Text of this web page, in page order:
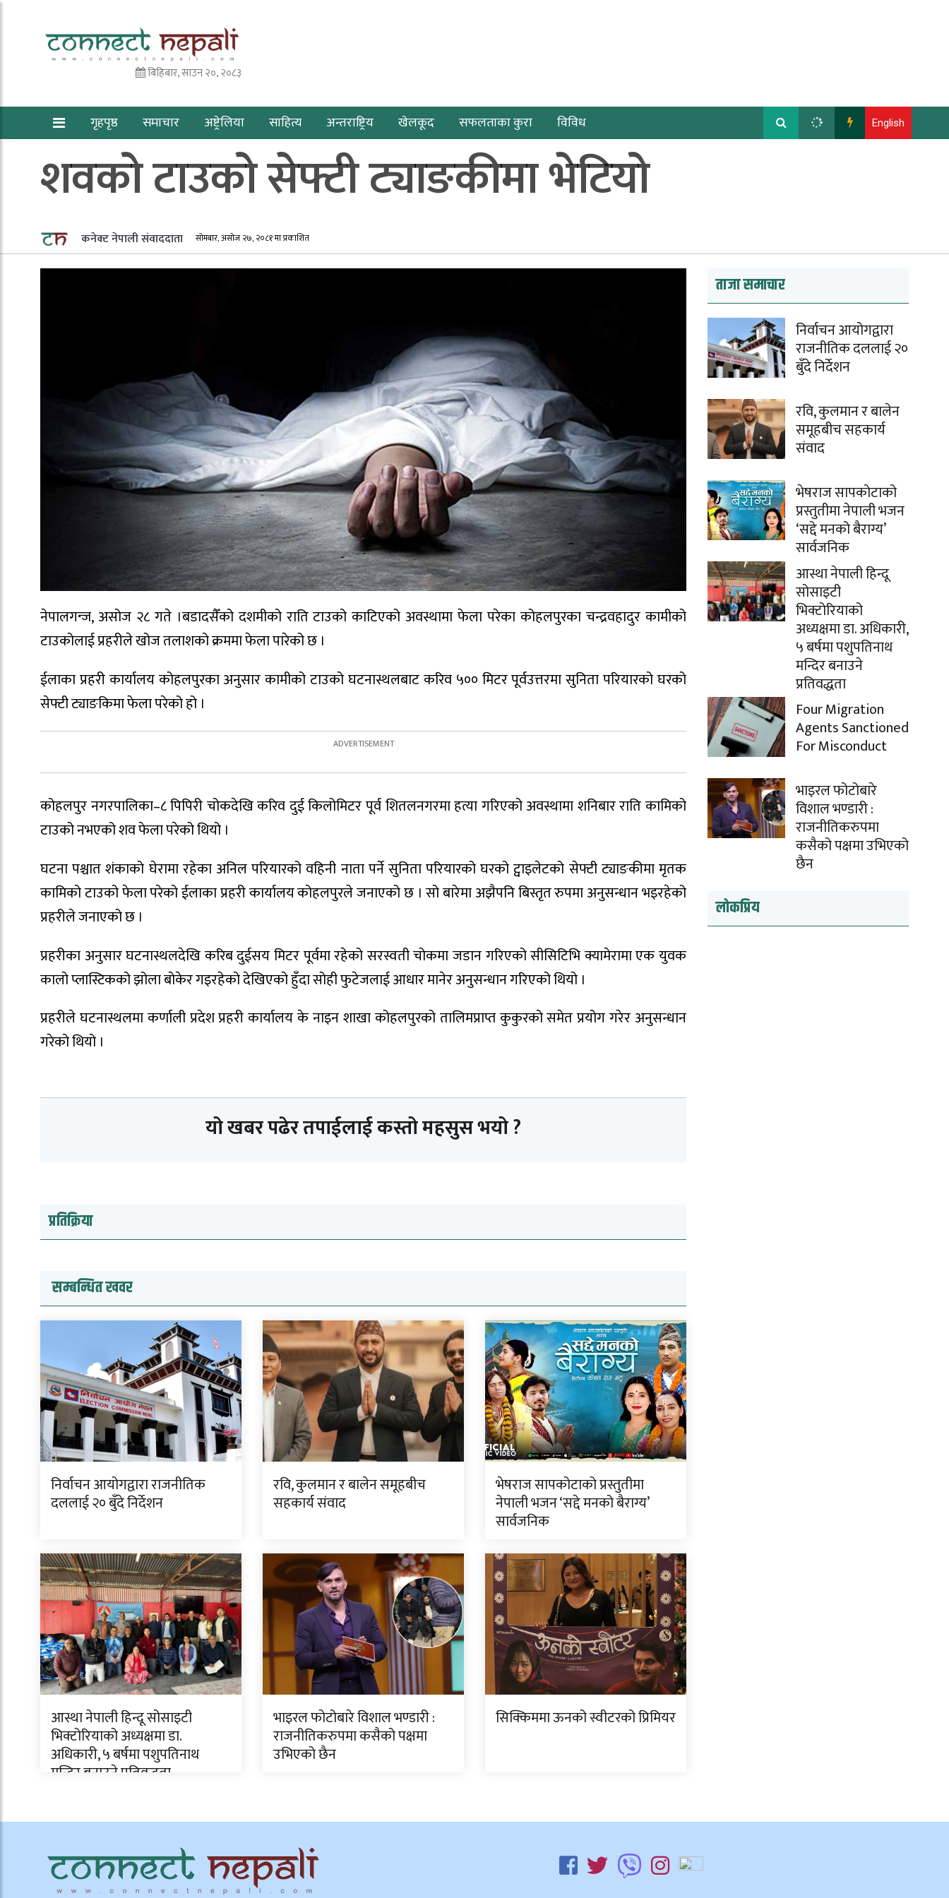
बिहिबार, साउन २०, २०८३
गृहपृष्ठ समाचार अष्ट्रेलिया साहित्य अन्तराष्ट्रिय खेलकूद सफलताका कुरा विविध English
शवको टाउको सेफ्टी ट्याङकीमा भेटियो
कनेक्ट नेपाली संवाददाता सोमबार, असोज २७, २०८१ मा प्रकाशित
नेपालगन्ज, असोज २८ गते ।बडादसैँको दशमीको राति टाउको काटिएको अवस्थामा फेला परेका कोहलपुरका चन्द्रवहादुर कामीको
टाउकोलाई प्रहरीले खोज तलाशको क्रममा फेला पारेको छ ।
ईलाका प्रहरी कार्यालय कोहलपुरका अनुसार कामीको टाउको घटनास्थलबाट करिव ५०० मिटर पूर्वउत्तरमा सुनिता परियारको घरको
सेफ्टी ट्याङकिमा फेला परेको हो ।
कोहलपुर नगरपालिका–८ पिपिरी चोकदेखि करिव दुई किलोमिटर पूर्व शितलनगरमा हत्या गरिएको अवस्थामा शनिबार राति कामिको
टाउको नभएको शव फेला परेको थियो ।
घटना पश्चात शंकाको घेरामा रहेका अनिल परियारको वहिनी नाता पर्ने सुनिता परियारको घरको ट्वाइलेटको सेफ्टी ट्याङकीमा मृतक
कामिको टाउको फेला परेको ईलाका प्रहरी कार्यालय कोहलपुरले जनाएको छ । सो बारेमा अझैपनि बिस्तृत रुपमा अनुसन्धान भइरहेको
प्रहरीले जनाएको छ ।
प्रहरीका अनुसार घटनास्थलदेखि करिब दुईसय मिटर पूर्वमा रहेको सरस्वती चोकमा जडान गरिएको सीसिटिभि क्यामेरामा एक युवक
कालो प्लास्टिकको झोला बोकेर गइरहेको देखिएको हुँदा सोही फुटेजलाई आधार मानेर अनुसन्धान गरिएको थियो ।
प्रहरीले घटनास्थलमा कर्णाली प्रदेश प्रहरी कार्यालय के नाइन शाखा कोहलपुरको तालिमप्राप्त कुकुरको समेत प्रयोग गरेर अनुसन्धान
गरेको थियो ।
यो खबर पढेर तपाईलाई कस्तो महसुस भयो ?
प्रतिक्रिया
सम्बन्धित खवर
निर्वाचन आयोगद्वारा राजनीतिक
दललाई २० बुँदे निर्देशन
रवि, कुलमान र बालेन समूहबीच
सहकार्य संवाद
भेषराज सापकोटाको प्रस्तुतीमा
नेपाली भजन ‘सद्दे मनको बैराग्य’
सार्वजनिक
आस्था नेपाली हिन्दू सोसाइटी
भिक्टोरियाको अध्यक्षमा डा.
अधिकारी, ५ बर्षमा पशुपतिनाथ
मन्दिर बनाउने प्रतिवद्धता
भाइरल फोटोबारे विशाल भण्डारी :
राजनीतिकरुपमा कसैको पक्षमा
उभिएको छैन
सिक्किममा ऊनको स्वीटरको प्रिमियर
ताजा समाचार
निर्वाचन आयोगद्वारा
राजनीतिक दललाई २०
बुँदे निर्देशन
रवि, कुलमान र बालेन
समूहबीच सहकार्य
संवाद
भेषराज सापकोटाको
प्रस्तुतीमा नेपाली भजन
‘सद्दे मनको बैराग्य’
सार्वजनिक
आस्था नेपाली हिन्दू
सोसाइटी
भिक्टोरियाको
अध्यक्षमा डा. अधिकारी,
५ बर्षमा पशुपतिनाथ
मन्दिर बनाउने
प्रतिवद्धता
Four Migration
Agents Sanctioned
For Misconduct
भाइरल फोटोबारे
विशाल भण्डारी :
राजनीतिकरुपमा
कसैको पक्षमा उभिएको
छैन
लोकप्रिय